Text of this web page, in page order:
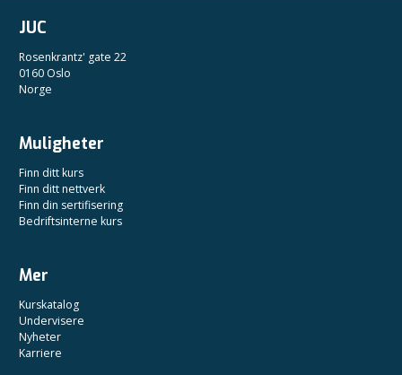
JUC
Rosenkrantz' gate 22
0160 Oslo
Norge
Muligheter
Finn ditt kurs
Finn ditt nettverk
Finn din sertifisering
Bedriftsinterne kurs
Mer
Kurskatalog
Undervisere
Nyheter
Karriere